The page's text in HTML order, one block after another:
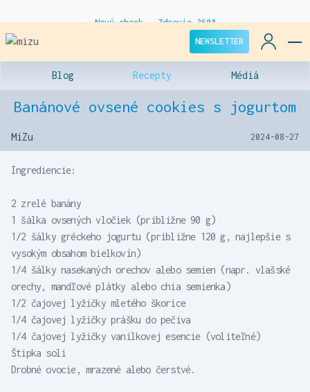
Som v kaši - nový ranňajkový program.
NEWSLETTER
Blog Recepty Médiá
Banánové ovsené cookies s jogurtom
MiZu 2024-08-27
Ingrediencie:
2 zrelé banány
1 šálka ovsených vločiek (približne 90 g)
1/2 šálky gréckeho jogurtu (približne 120 g, najlepšie s
vysokým obsahom bielkovín)
1/4 šálky nasekaných orechov alebo semien (napr. vlašské
orechy, mandľové plátky alebo chia semienka)
1/2 čajovej lyžičky mletého škorice
1/4 čajovej lyžičky prášku do pečiva
1/4 čajovej lyžičky vanilkovej esencie (voliteľné)
Štipka soli
Drobné ovocie, mrazené alebo čerstvé.